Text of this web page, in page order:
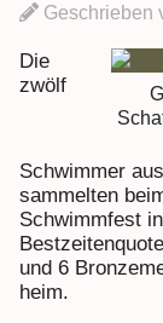
Geschrieben
Die
zwölf
Schwimmer
sammelten
Schwimmfest
und 6
heim.